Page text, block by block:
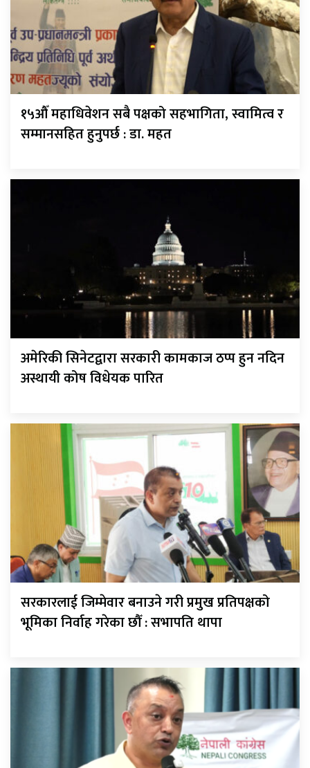
१५औँ महाधिवेशन सबै पक्षको सहभागिता, स्वामित्व र
सम्मानसहित हुनुपर्छ : डा. महत
अमेरिकी सिनेटद्वारा सरकारी कामकाज ठप्प हुन नदिन
अस्थायी कोष विधेयक पारित
सरकारलाई जिम्मेवार बनाउने गरी प्रमुख प्रतिपक्षको
भूमिका निर्वाह गरेका छौँ : सभापति थापा